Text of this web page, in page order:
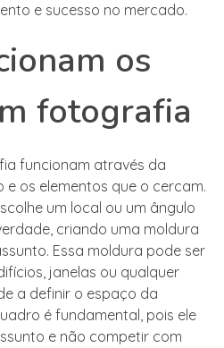
e sucesso no mercado.
os
fotografia
funcionam através da
os elementos que o cercam.
um local ou um ângulo
criando uma moldura
Essa moldura pode ser
janelas ou qualquer
a definir o espaço da
é fundamental, pois ele
e não competir com